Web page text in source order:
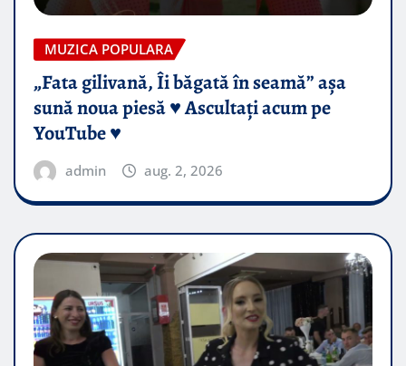
MUZICA POPULARA
„Fata gilivană, Îi băgată în seamă” așa
sună noua piesă ♥️ Ascultați acum pe
YouTube ♥️
admin aug. 2, 2026